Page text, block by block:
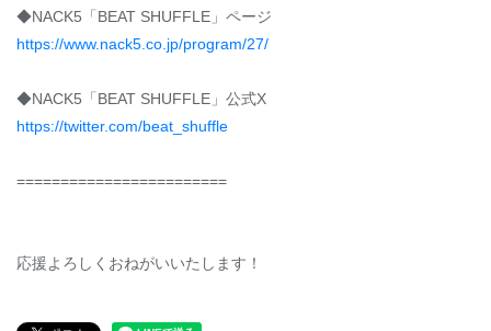
◆NACK5「BEAT SHUFFLE」ページ
https://www.nack5.co.jp/program/27/
◆NACK5「BEAT SHUFFLE」公式X
https://twitter.com/beat_shuffle
========================
応援よろしくおねがいいたします！